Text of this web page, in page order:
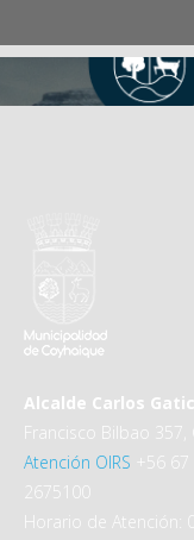
Alcalde Carlos
Francisco Bilbao 357,
Atención OIRS +56
2675100
Horario de Atención: